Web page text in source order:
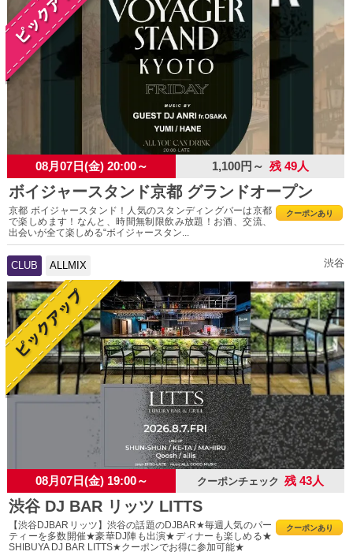
08月07日(金) 20:00～ 1,100円～ 残 49人
ボイジャースタンド京都 グランドオープン
クーポンあり
京都 ボイジャースタンド！人気のスタンディングバーは京都
で楽しめます！なんと、時間無制限飲み放題！お酒、交流、
出会いが全て楽しめる“ボイジャースタン...
CLUB ALLMIX 渋谷
08月07日(金) 19:00～ クーポンチェック 残 43人
渋谷 DJ BAR リッツ LITTS
クーポンあり
【渋谷DJBARリッツ】渋谷の話題のDJBAR★毎週人気のパー
ティーを多数開催★豪華DJ陣も出演★ディナーも楽しめる★
SHIBUYA DJ BAR LITTS★クーポンでお得に参加可能★